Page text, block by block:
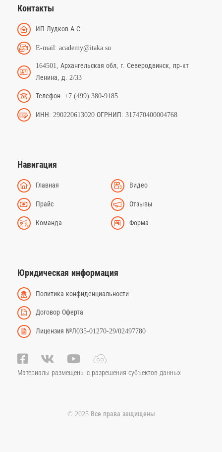
Контакты
ИП Лудков А.С.
E-mail: academy@itaka.su
164501, Архангельская обл, г. Северодвинск, пр-кт
Ленина, д. 2/33
Телефон: +7 (499) 380-9185
ИНН: 290220613020 ОГРНИП: 317470400004768
Навигация
Главная Видео
Прайс Отзывы
Команда Форма
Юридическая информация
Политика конфиденциальности
Договор Оферта
Лицензия №Л035-01270-29/02497780
Материалы размещены с разрешения субъектов данных
© 2025 Все права защищены